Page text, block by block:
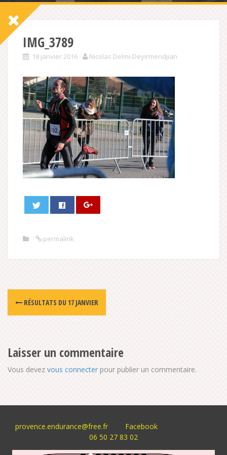
IMG_3789
18 janvier 2016 Nicolas Delmi-Deyirmendjian
permalink
Post
navigation
RÉSULTATS DU 17 JANVIER
Laisser un commentaire
Vous devez vous connecterpour publier un commentaire.
provence.endurance@free.fr
Facebook
06 50 27 83 02